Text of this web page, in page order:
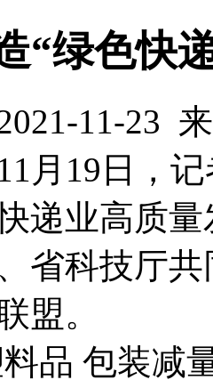
“绿色快
11-23
月19日，
递业高质
省科技厅
盟。
包装减量